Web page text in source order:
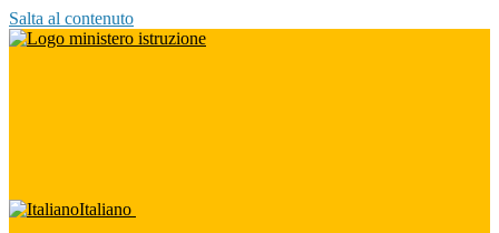
Salta al contenuto
Italiano